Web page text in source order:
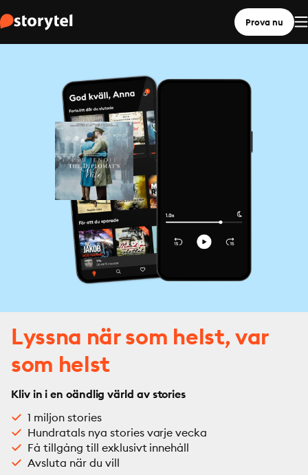
Prova nu
Lyssna när som helst, var
som helst
Kliv in i en oändlig värld av stories
1 miljon stories
Hundratals nya stories varje vecka
Få tillgång till exklusivt innehåll
Avsluta när du vill